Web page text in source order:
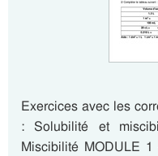
Exercices avec les
: Solubilité et
Miscibilité MODULE